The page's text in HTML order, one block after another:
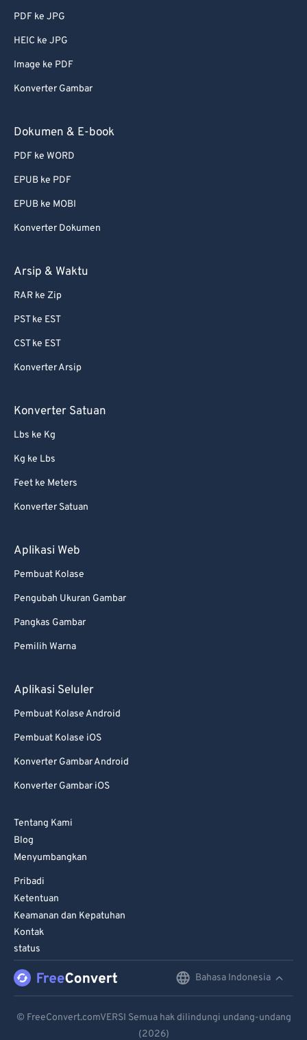
PDF ke JPG
HEIC ke JPG
Image ke PDF
Konverter Gambar
Dokumen & E-book
PDF ke WORD
EPUB ke PDF
EPUB ke MOBI
Konverter Dokumen
Arsip & Waktu
RAR ke Zip
PST ke EST
CST ke EST
Konverter Arsip
Konverter Satuan
Lbs ke Kg
Kg ke Lbs
Feet ke Meters
Konverter Satuan
Aplikasi Web
Pembuat Kolase
Pengubah Ukuran Gambar
Pangkas Gambar
Pemilih Warna
Aplikasi Seluler
Pembuat Kolase Android
Pembuat Kolase iOS
Konverter Gambar Android
Konverter Gambar iOS
Tentang Kami
Blog
Menyumbangkan
Pribadi
Ketentuan
Keamanan dan Kepatuhan
Kontak
status
Bahasa Indonesia
Español
© FreeConvert.comVERSI Semua hak dilindungi undang-undang
(2026)